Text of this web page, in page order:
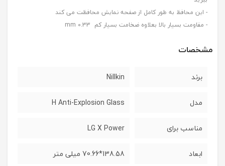
- این محافظ به طور کامل از صفحه نمایش محافظت می کند
- مقاومت بسیار بالا بعلاوه ضخامت بسیار کم 0.33 mm
مشخصات
برند Nillkin
مدل H Anti-Explosion Glass
مناسب برای LG X Power
ابعاد 138.58*70.66 میلی متر